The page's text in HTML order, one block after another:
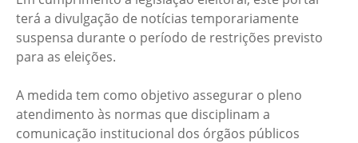
terá a divulgação de notícias temporariamente
suspensa durante o período de restrições previsto
para as eleições.
A medida tem como objetivo assegurar o pleno
atendimento às normas que disciplinam a
comunicação institucional dos órgãos públicos